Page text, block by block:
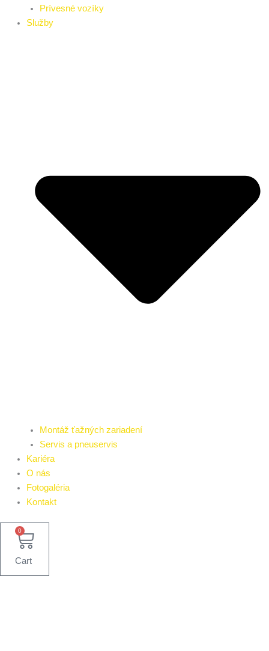
Prívesné vozíky
Služby
Montáž ťažných zariadení
Servis a pneuservis
Kariéra
O nás
Fotogaléria
Kontakt
0
Cart